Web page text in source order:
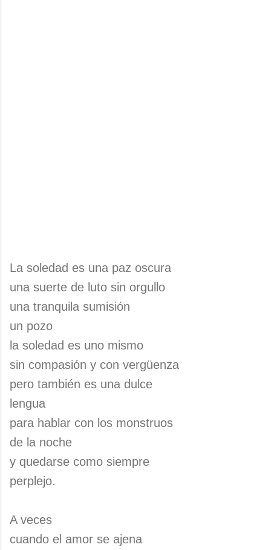
La soledad es una paz oscura
una suerte de luto sin orgullo
una tranquila sumisión
un pozo
la soledad es uno mismo
sin compasión y con vergüenza
pero también es una dulce
lengua
para hablar con los monstruos
de la noche
y quedarse como siempre
perplejo.
A veces
cuando el amor se ajena